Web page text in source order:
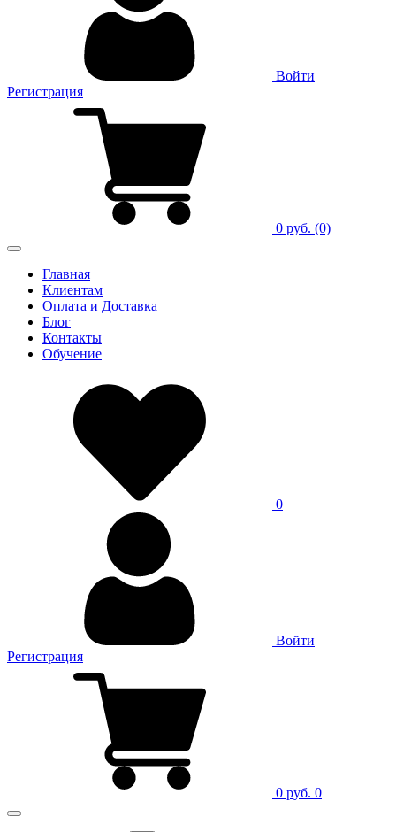
Войти
Регистрация
0 руб. (0)
Главная
Клиентам
Оплата и Доставка
Блог
Контакты
Обучение
0
Войти
Регистрация
0 руб. 0